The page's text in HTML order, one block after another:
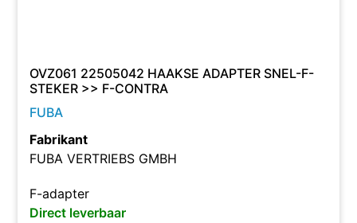
OVZ061 22505042 HAAKSE ADAPTER SNEL-F-
STEKER >> F-CONTRA
FUBA
Fabrikant
FUBA VERTRIEBS GMBH
F-adapter
Direct leverbaar